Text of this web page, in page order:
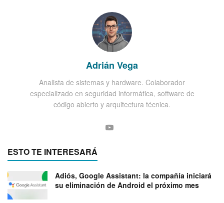
Adrián Vega
Analista de sistemas y hardware. Colaborador
especializado en seguridad informática, software de
código abierto y arquitectura técnica.
ESTO TE INTERESARÁ
Adiós, Google Assistant: la compañía iniciará
su eliminación de Android el próximo mes